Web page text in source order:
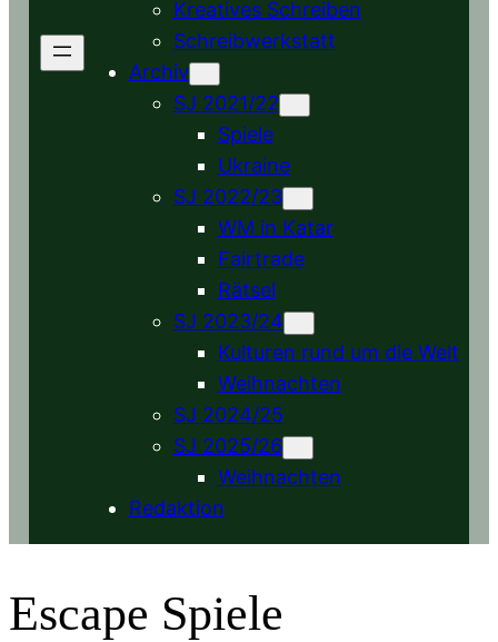
Kreatives Schreiben
Schreibwerkstatt
Archiv
SJ 2021/22
Spiele
Ukraine
SJ 2022/23
WM in Katar
Fairtrade
Rätsel
SJ 2023/24
Kulturen rund um die Welt
Weihnachten
SJ 2024/25
SJ 2025/26
Weihnachten
Redaktion
Escape Spiele